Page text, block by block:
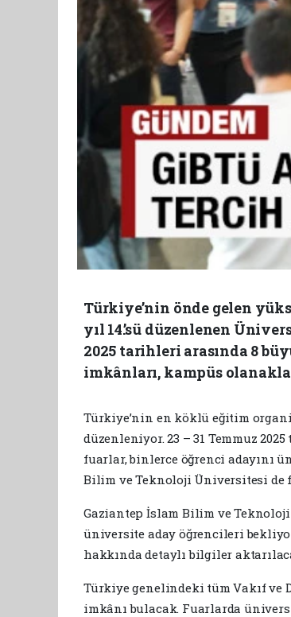
Türkiye’nin önde gelen
yıl 14.’sü düzenlenen
2025 tarihleri arasında 8
imkânları, kampüs
Türkiye’nin en köklü eğitim
düzenleniyor. 23 – 31 Temmuz
fuarlar, binlerce öğrenci
Bilim ve Teknoloji Üniversitesi de
Gaziantep İslam Bilim ve
üniversite aday öğrencileri
hakkında detaylı bilgiler
Türkiye genelindeki tüm Vakıf
imkânı bulacak. Fuarlarda